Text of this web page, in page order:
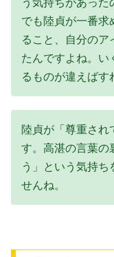
う気持ちがあった
でも陸貞が一番求
ること、自分のア
たんですよね。い
るものが違えばす
陸貞が「尊重され
す。高湛の言葉の
う」という気持ち
せんね。